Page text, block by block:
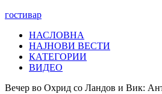
гостивар
НАСЛОВНА
НАЈНОВИ ВЕСТИ
КАТЕГОРИИ
ВИДЕО
Вечер во Охрид со Ландов и Вик: